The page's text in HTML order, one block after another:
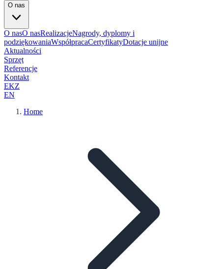
O nas
O nasO nasRealizacjeNagrody, dyplomy i
podziękowaniaWspółpracaCertyfikatyDotacje unijne
Aktualności
Sprzęt
Referencje
Kontakt
EKZ
EN
Home